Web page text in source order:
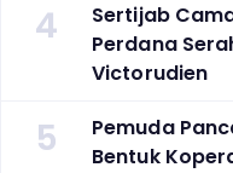
4
Sertijab
Perdana
Victorudien
5
Pemuda
Bentuk